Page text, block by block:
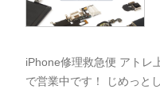
iPhone修理救急便 アトレ
で営業中です！ じめっと